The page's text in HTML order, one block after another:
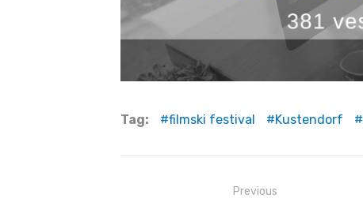
Tag: filmski festival Kustendorf
Previous